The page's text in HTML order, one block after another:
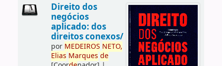
Direito dos
negócios
aplicado: dos
direitos conexos/
por MEDEIROS NETO,
Elias Marques de